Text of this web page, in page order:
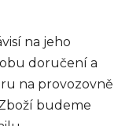
na jeho
doručení a
na provozovně
budeme